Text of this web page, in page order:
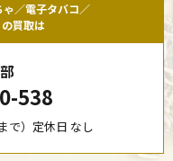
／電子タバコ／
買取は
538
で）定休日 なし